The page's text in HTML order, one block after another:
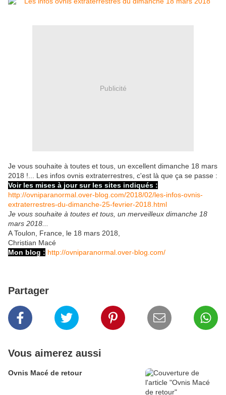
Publicité
Je vous souhaite à toutes et tous, un excellent dimanche 18 mars
2018 !... Les infos ovnis extraterrestres, c'est là que ça se passe :
Voir les mises à jour sur les sites indiqués :
http://ovniparanormal.over-blog.com/2018/02/les-infos-ovnis-
extraterrestres-du-dimanche-25-fevrier-2018.html
Je vous souhaite à toutes et tous, un merveilleux dimanche 18
mars 2018...
A Toulon, France, le 18 mars 2018,
Christian Macé
Mon blog : http://ovniparanormal.over-blog.com/
Partager
Vous aimerez aussi
Ovnis Macé de retour